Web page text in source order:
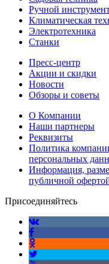
Ручной
Климатическая
Электротехника
Станки
Пресс-центр
Акции и скидки
Новости
Обзоры и советы
О Компании
Наши партнеры
Реквизиты
Политика
персональных
Информация,
публичной
Присоединяйтесь